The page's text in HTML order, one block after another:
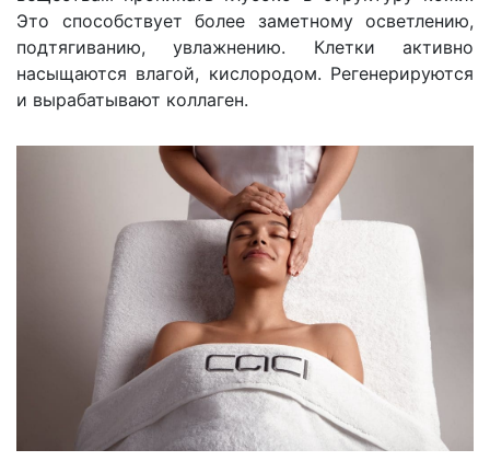
Это способствует более заметному осветлению,
подтягиванию, увлажнению. Клетки активно
насыщаются влагой, кислородом. Регенерируются
и вырабатывают коллаген.